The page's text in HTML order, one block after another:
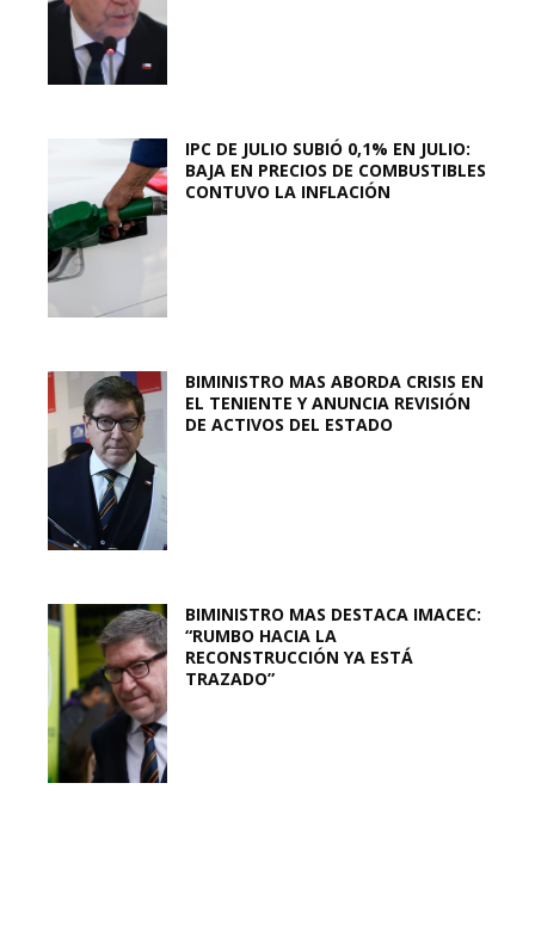
IPC DE JULIO SUBIÓ 0,1% EN JULIO:
BAJA EN PRECIOS DE COMBUSTIBLES
CONTUVO LA INFLACIÓN
BIMINISTRO MAS ABORDA CRISIS EN
EL TENIENTE Y ANUNCIA REVISIÓN
DE ACTIVOS DEL ESTADO
BIMINISTRO MAS DESTACA IMACEC:
“RUMBO HACIA LA
RECONSTRUCCIÓN YA ESTÁ
TRAZADO”